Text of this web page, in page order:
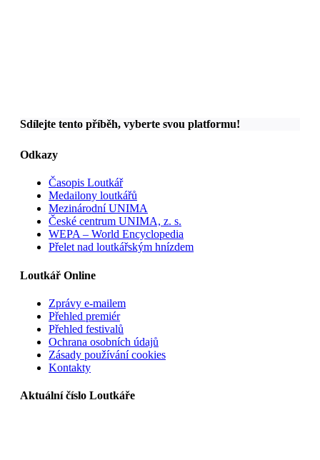
Sdílejte tento příběh, vyberte svou platformu!
Odkazy
Časopis Loutkář
Medailony loutkářů
Mezinárodní UNIMA
České centrum UNIMA, z. s.
WEPA – World Encyclopedia
Přelet nad loutkářským hnízdem
Loutkář Online
Zprávy e-mailem
Přehled premiér
Přehled festivalů
Ochrana osobních údajů
Zásady používání cookies
Kontakty
Aktuální číslo Loutkáře